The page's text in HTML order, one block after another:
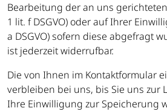
Bearbeitung der an uns
1 lit. f DSGVO) oder auf Ihrer
a DSGVO) sofern diese abgefragt
ist jederzeit widerrufbar.
Die von Ihnen im Kontaktformular
verbleiben bei uns, bis Sie uns zur
Ihre Einwilligung zur Speicherung